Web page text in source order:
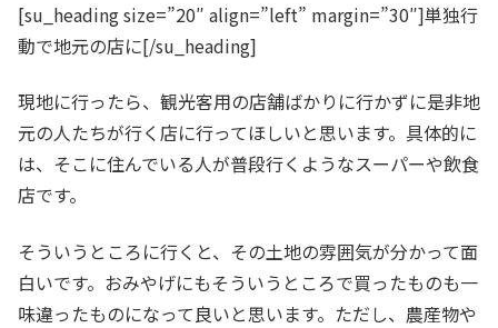
[su_heading size=”20″ align=”left” margin=”30″]単独行
動で地元の店に[/su_heading]
現地に行ったら、観光客用の店舗ばかりに行かずに是非地
元の人たちが行く店に行ってほしいと思います。具体的に
は、そこに住んでいる人が普段行くようなスーパーや飲食
店です。
そういうところに行くと、その土地の雰囲気が分かって面
白いです。おみやげにもそういうところで買ったものも一
味違ったものになって良いと思います。ただし、農産物や